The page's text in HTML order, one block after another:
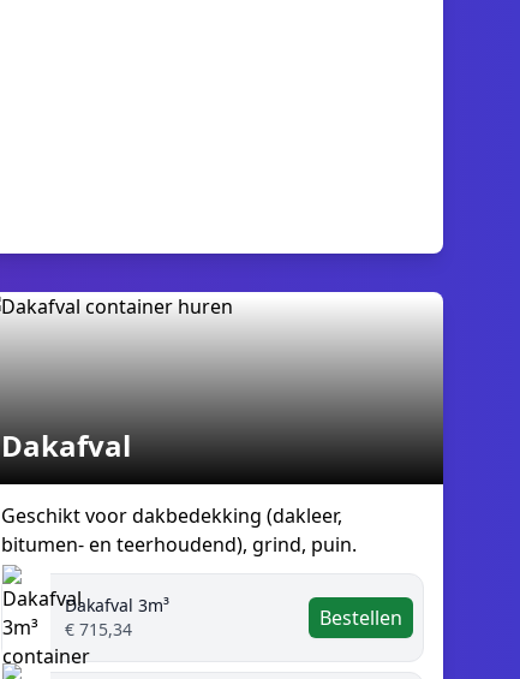
Dakafval
Geschikt voor dakbedekking (dakleer,
bitumen- en teerhoudend), grind, puin.
Dakafval 3m³
€ 715,34
Bestellen